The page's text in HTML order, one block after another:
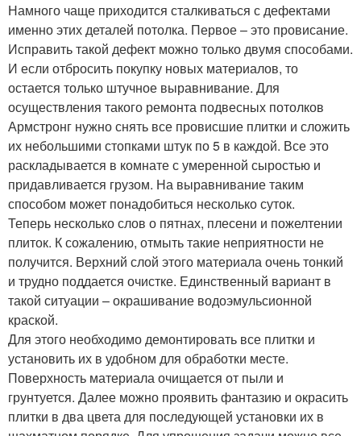
Намного чаще приходится сталкиваться с дефектами
именно этих деталей потолка. Первое – это провисание.
Исправить такой дефект можно только двумя способами.
И если отбросить покупку новых материалов, то
остается только штучное выравнивание. Для
осуществления такого ремонта подвесных потолков
Армстронг нужно снять все провисшие плитки и сложить
их небольшими стопками штук по 5 в каждой. Все это
раскладывается в комнате с умеренной сыростью и
придавливается грузом. На выравнивание таким
способом может понадобиться несколько суток.
Теперь несколько слов о пятнах, плесени и пожелтении
плиток. К сожалению, отмыть такие неприятности не
получится. Верхний слой этого материала очень тонкий
и трудно поддается очистке. Единственный вариант в
такой ситуации – окрашивание водоэмульсионной
краской.
Для этого необходимо демонтировать все плитки и
установить их в удобном для обработки месте.
Поверхность материала очищается от пыли и
грунтуется. Далее можно проявить фантазию и окрасить
плитки в два цвета для последующей установки их в